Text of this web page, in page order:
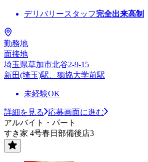
デリバリースタッフ完全出来高制
勤務地
面接地
埼玉県草加市北谷2-9-15
新田(埼玉)駅、獨協大学前駅
未経験OK
詳細を見る
応募画面に進む
アルバイト・パート
すき家 4号春日部備後店3